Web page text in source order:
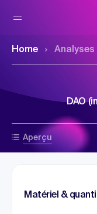
Home Analyses
Aperçu
DAO
Matériel &